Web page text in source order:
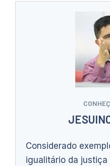
Considerado
igualitário da